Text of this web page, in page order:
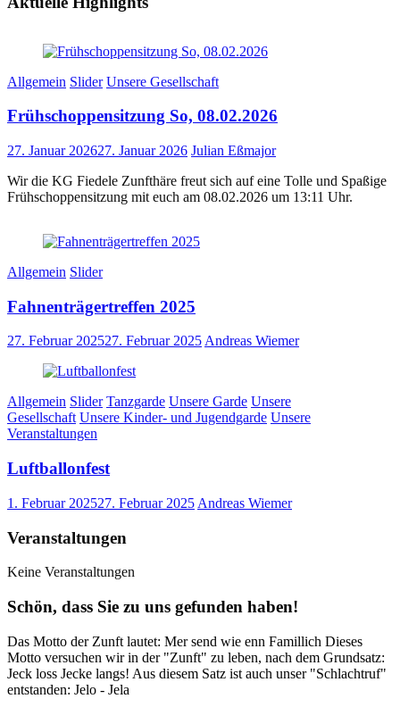
Allgemein Slider Unsere Gesellschaft
Frühschoppensitzung So, 08.02.2026
27. Januar 202627. Januar 2026 Julian Eßmajor
Wir die KG Fiedele Zunfthäre freut sich auf eine Tolle und Spaßige
Frühschoppensitzung mit euch am 08.02.2026 um 13:11 Uhr.
Allgemein Slider
Fahnenträgertreffen 2025
27. Februar 202527. Februar 2025Andreas Wiemer
Allgemein Slider Tanzgarde Unsere Garde Unsere
Gesellschaft Unsere Kinder- und Jugendgarde Unsere
Veranstaltungen
Luftballonfest
1. Februar 202527. Februar 2025 Andreas Wiemer
Veranstaltungen
Keine Veranstaltungen
Schön, dass Sie zu uns gefunden haben!
Das Motto der Zunft lautet: Mer send wie enn Famillich Dieses
Motto versuchen wir in der "Zunft" zu leben, nach dem Grundsatz:
Jeck loss Jecke langs! Aus diesem Satz ist auch unser "Schlachtruf"
entstanden: Jelo - Jela